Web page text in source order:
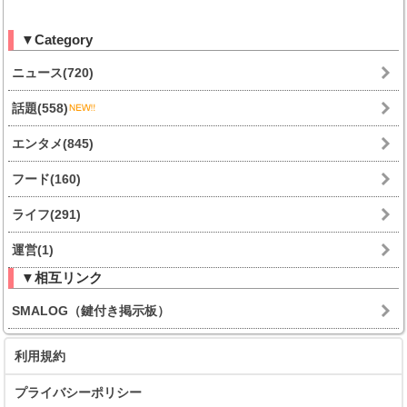
▼Category
ニュース(720)
話題(558)
エンタメ(845)
フード(160)
ライフ(291)
運営(1)
▼相互リンク
SMALOG（鍵付き掲示板）
利用規約
プライバシーポリシー